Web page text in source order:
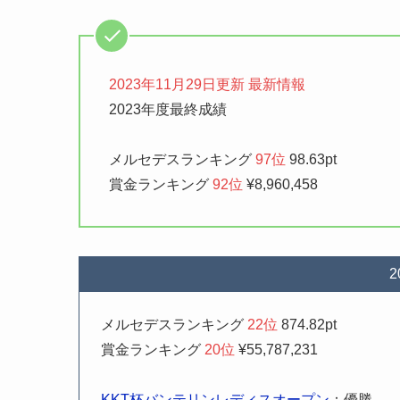
2023年11月29日更新 最新情報
2023年度最終成績
メルセデスランキング 97位 98.63pt
賞金ランキング 92位 ¥8,960,458
メルセデスランキング 22位 874.82pt
賞金ランキング 20位 ¥55,787,231